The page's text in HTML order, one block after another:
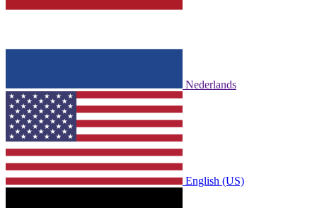
Nederlands
English (US)